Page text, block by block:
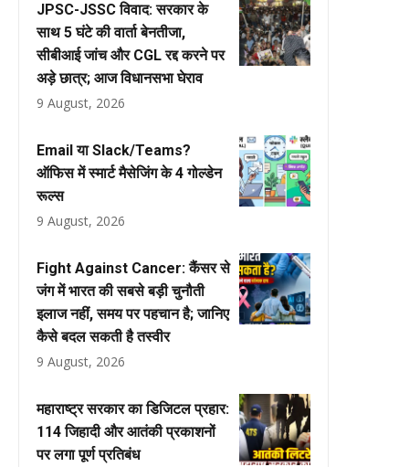
JPSC-JSSC विवाद: सरकार के
साथ 5 घंटे की वार्ता बेनतीजा,
सीबीआई जांच और CGL रद्द करने पर
अड़े छात्र; आज विधानसभा घेराव
9 August, 2026
Email या Slack/Teams?
ऑफिस में स्मार्ट मैसेजिंग के 4 गोल्डेन
रूल्स
9 August, 2026
Fight Against Cancer: कैंसर से
जंग में भारत की सबसे बड़ी चुनौती
इलाज नहीं, समय पर पहचान है; जानिए
कैसे बदल सकती है तस्वीर
9 August, 2026
महाराष्ट्र सरकार का डिजिटल प्रहार:
114 जिहादी और आतंकी प्रकाशनों
पर लगा पूर्ण प्रतिबंध